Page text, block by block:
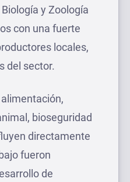
y Zoología
con una fuerte
locales,
del sector.
bioseguridad
directamente
fueron
de